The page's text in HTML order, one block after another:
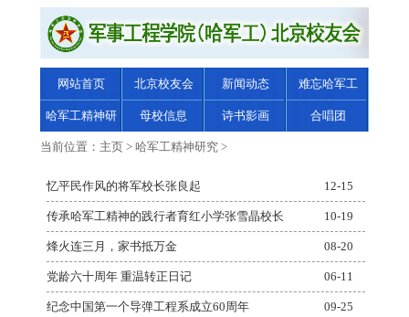
网站首页 北京校友会 新闻动态 难忘哈军工
哈军工精神研
究
母校信息 诗书影画 合唱团
当前位置： 主页 > 哈军工精神研究 >
忆平民作风的将军校长张良起 12-15
传承哈军工精神的践行者育红小学张雪晶校长 10-19
烽火连三月，家书抵万金 08-20
党龄六十周年 重温转正日记 06-11
纪念中国第一个导弹工程系成立60周年 09-25